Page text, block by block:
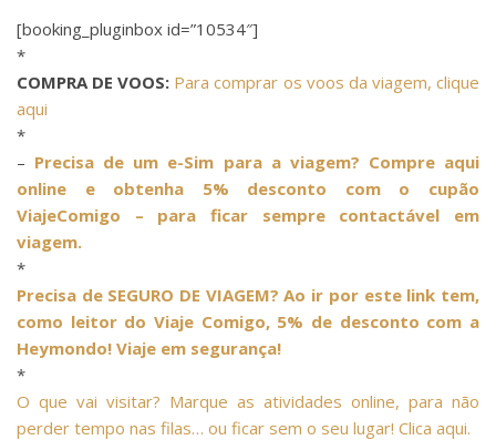
[booking_pluginbox id=”10534″]
*
COMPRA DE VOOS: Para comprar os voos da viagem, clique
aqui
*
– Precisa de um e-Sim para a viagem? Compre aqui
online e obtenha 5% desconto com o cupão
ViajeComigo – para ficar sempre contactável em
viagem.
*
Precisa de SEGURO DE VIAGEM? Ao ir por este link tem,
como leitor do Viaje Comigo, 5% de desconto com a
Heymondo! Viaje em segurança!
*
O que vai visitar? Marque as atividades online, para não
perder tempo nas filas… ou ficar sem o seu lugar! Clica aqui.